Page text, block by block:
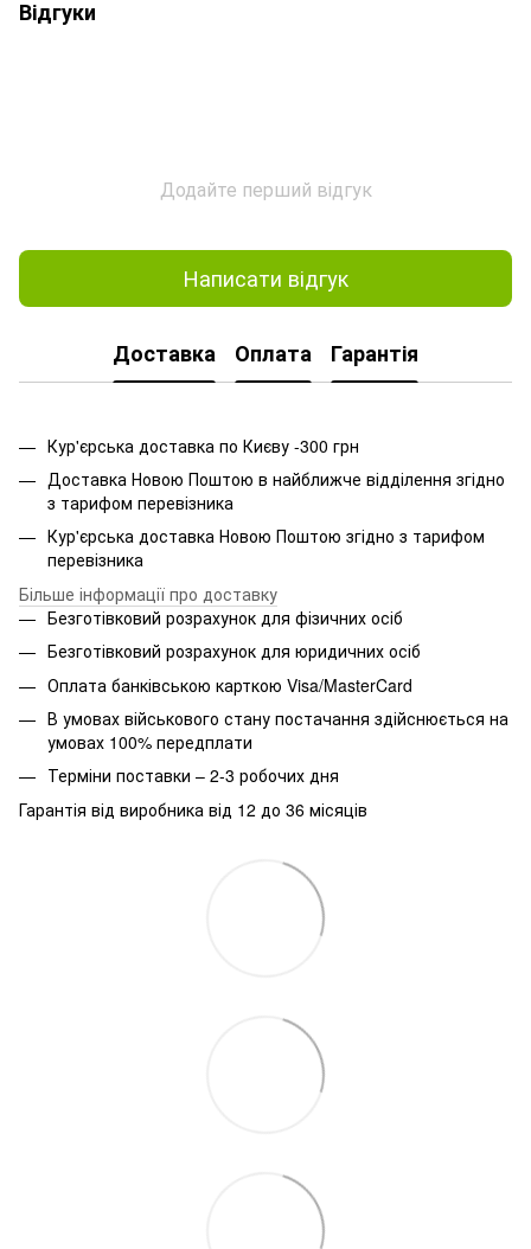
Відгуки
Додайте перший відгук
Написати відгук
Доставка Оплата Гарантія
Кур'єрська доставка по Києву -300 грн
Доставка Новою Поштою в найближче відділення згідно
з тарифом перевізника
Кур'єрська доставка Новою Поштою згідно з тарифом
перевізника
Більше інформації про доставку
Безготівковий розрахунок для фізичних осіб
Безготівковий розрахунок для юридичних осіб
Оплата банківською карткою Visa/MasterCard
В умовах військового стану постачання здійснюється на
умовах 100% передплати
Терміни поставки – 2-3 робочих дня
Гарантія від виробника від 12 до 36 місяців